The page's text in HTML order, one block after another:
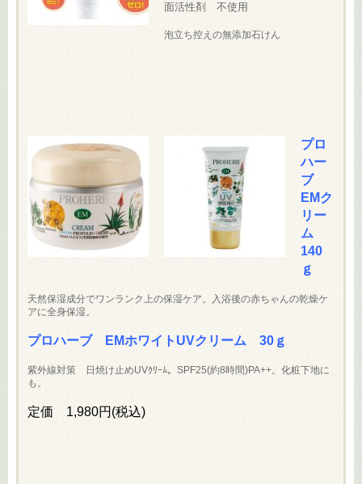
面活性剤 不使用
泡立ち控えの無添加石けん
プロ
ハー
ブ
EMク
リー
ム
140
ｇ
天然保湿成分でワンランク上の保湿ケア。入浴後の赤ちゃんの乾燥ケ
アに全身保湿。
プロハーブ EMホワイトUVクリーム 30ｇ
紫外線対策 日焼け止めUVｸﾘｰﾑ。SPF25(約8時間)PA++。化粧下地に
も。
定価 1,980円(税込)